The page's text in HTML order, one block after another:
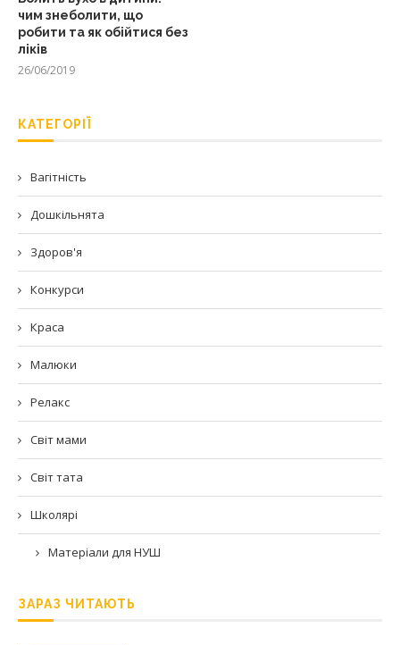
чим знеболити, що
робити та як обійтися без
ліків
26/06/2019
КАТЕГОРІЇ
Вагітність
Дошкільнята
Здоров'я
Конкурси
Краса
Малюки
Релакс
Світ мами
Світ тата
Школярі
Матеріали для НУШ
ЗАРАЗ ЧИТАЮТЬ